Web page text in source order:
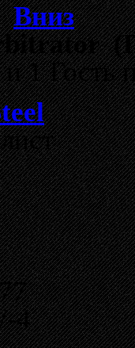
Вниз
1 Гость
4